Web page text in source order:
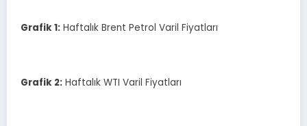
Grafik1: Haftalık Brent Petrol Varil Fiyatları
Grafik 2: Haftalık WTI Varil Fiyatları